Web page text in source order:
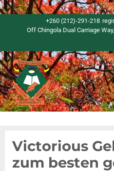
+260 (212)-291-218
Off Chingola Dual Carriage
Victorious
zum besten